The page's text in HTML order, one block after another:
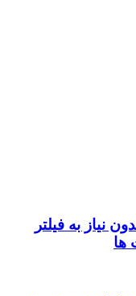
نیاز به فیلتر
ها